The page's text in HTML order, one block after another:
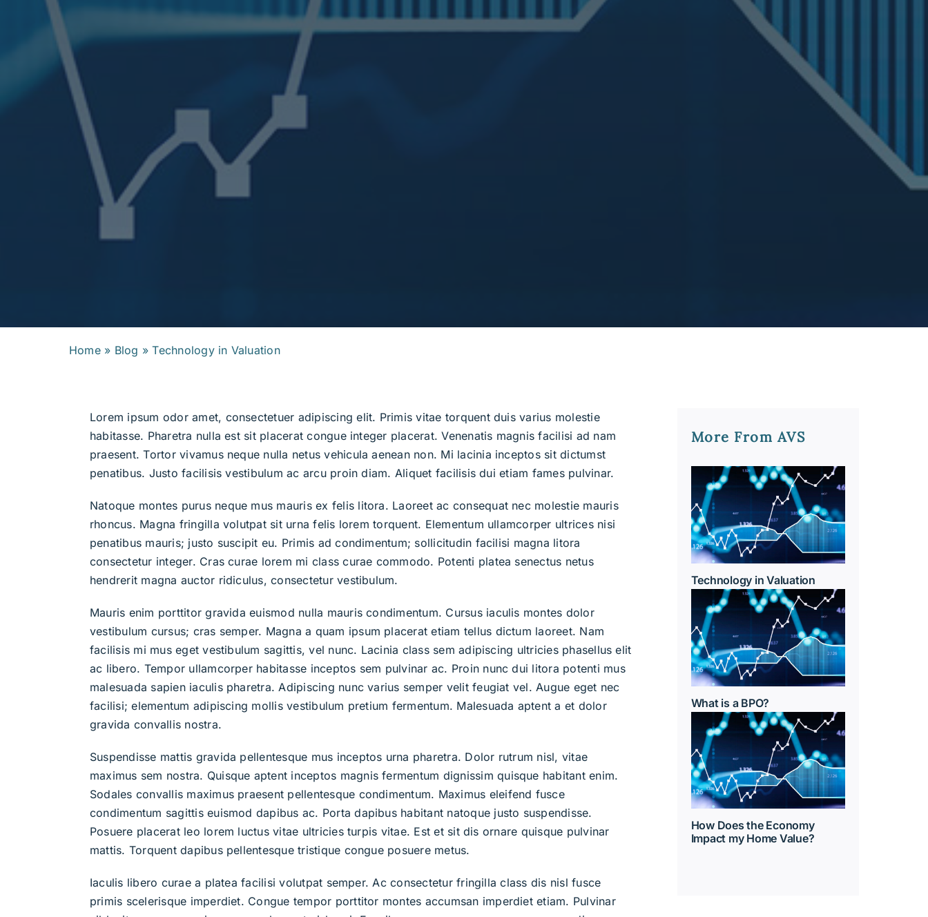
Home» Blog »Technology in Valuation
Lorem ipsum odor amet, consectetuer adipiscing elit. Primis vitae torquent duis varius molestie
habitasse. Pharetra nulla est sit placerat congue integer placerat. Venenatis magnis facilisi ad nam
praesent. Tortor vivamus neque nulla netus vehicula aenean non. Mi lacinia inceptos sit dictumst
penatibus. Justo facilisis vestibulum ac arcu proin diam. Aliquet facilisis dui etiam fames pulvinar.
Natoque montes purus neque mus mauris ex felis litora. Laoreet ac consequat nec molestie mauris
rhoncus. Magna fringilla volutpat sit urna felis lorem torquent. Elementum ullamcorper ultrices nisi
penatibus mauris; justo suscipit eu. Primis ad condimentum; sollicitudin facilisi magna litora
consectetur integer. Cras curae lorem mi class curae commodo. Potenti platea senectus netus
hendrerit magna auctor ridiculus, consectetur vestibulum.
Mauris enim porttitor gravida euismod nulla mauris condimentum. Cursus iaculis montes dolor
vestibulum cursus; cras semper. Magna a quam ipsum placerat etiam tellus dictum laoreet. Nam
facilisis mi mus eget vestibulum sagittis, vel nunc. Lacinia class sem adipiscing ultricies phasellus elit
ac libero. Tempor ullamcorper habitasse inceptos sem pulvinar ac. Proin nunc dui litora potenti mus
malesuada sapien iaculis pharetra. Adipiscing nunc varius semper velit feugiat vel. Augue eget nec
facilisi; elementum adipiscing mollis vestibulum pretium fermentum. Malesuada aptent a et dolor
gravida convallis nostra.
Suspendisse mattis gravida pellentesque mus inceptos urna pharetra. Dolor rutrum nisl, vitae
maximus sem nostra. Quisque aptent inceptos magnis fermentum dignissim quisque habitant enim.
Sodales convallis maximus praesent pellentesque condimentum. Maximus eleifend fusce
condimentum sagittis euismod dapibus ac. Porta dapibus habitant natoque justo suspendisse.
Posuere placerat leo lorem luctus vitae ultricies turpis vitae. Est et sit dis ornare quisque pulvinar
mattis. Torquent dapibus pellentesque tristique congue posuere metus.
Iaculis libero curae a platea facilisi volutpat semper. Ac consectetur fringilla class dis nisl fusce
primis scelerisque imperdiet. Congue tempor porttitor montes accumsan imperdiet etiam. Pulvinar
More From AVS
Technology in Valuation
What is a BPO?
How Does the Economy
Impact my Home Value?